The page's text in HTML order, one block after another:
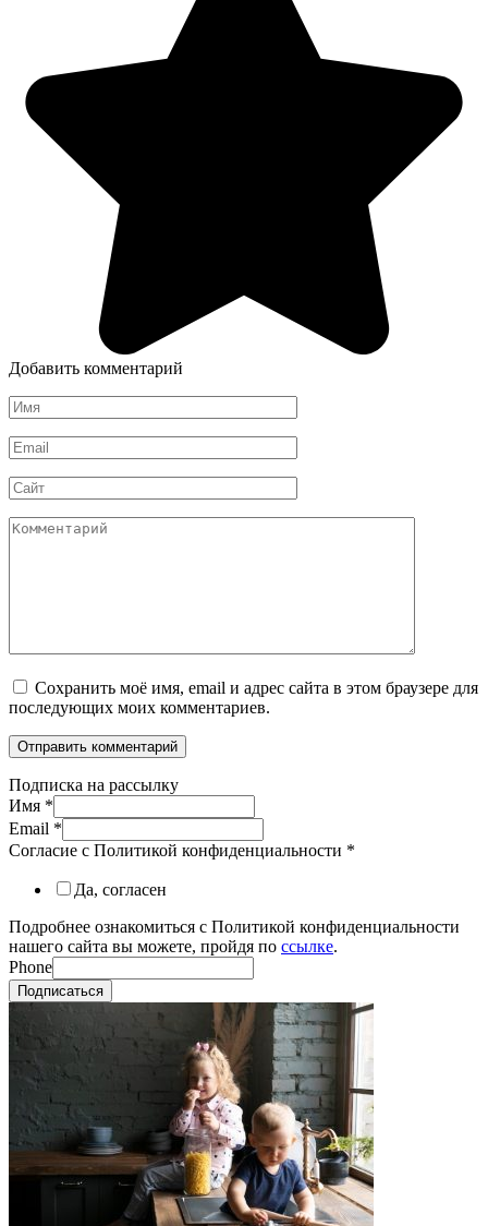
Добавить комментарий
Имя
*
Email
*
Сайт
Комментарий
Сохранить моё имя, email и адрес сайта в этом браузере для
последующих моих комментариев.
Подписка на рассылку
Имя *
Email *
Согласие с Политикой конфиденциальности *
Да, согласен
Подробнее ознакомиться с Политикой конфиденциальности
нашего сайта вы можете, пройдя по ссылке.
Phone
Подписаться